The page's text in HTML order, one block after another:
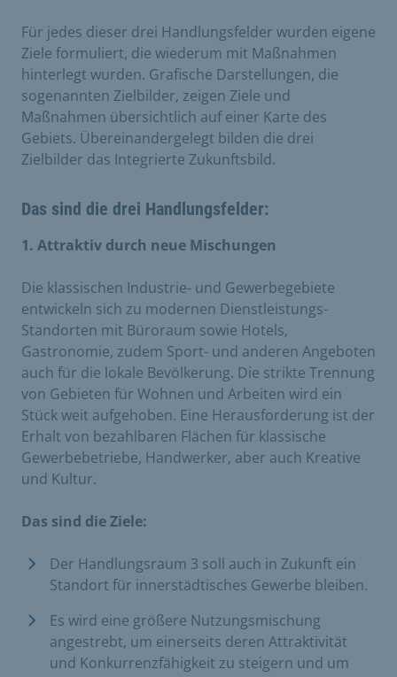
Für jedes dieser drei Handlungsfelder wurden eigene
Ziele formuliert, die wiederum mit Maßnahmen
hinterlegt wurden. Grafische Darstellungen, die
sogenannten Zielbilder, zeigen Ziele und
Maßnahmen übersichtlich auf einer Karte des
Gebiets. Übereinandergelegt bilden die drei
Zielbilder das Integrierte Zukunftsbild.
Das sind die drei Handlungsfelder:
1. Attraktiv durch neue Mischungen
Die klassischen Industrie- und Gewerbegebiete
entwickeln sich zu modernen Dienstleistungs-
Standorten mit Büroraum sowie Hotels,
Gastronomie, zudem Sport- und anderen Angeboten
auch für die lokale Bevölkerung. Die strikte Trennung
von Gebieten für Wohnen und Arbeiten wird ein
Stück weit aufgehoben. Eine Herausforderung ist der
Erhalt von bezahlbaren Flächen für klassische
Gewerbebetriebe, Handwerker, aber auch Kreative
und Kultur.
Das sind die Ziele:
Der Handlungsraum 3 soll auch in Zukunft ein
Standort für innerstädtisches Gewerbe bleiben.
Es wird eine größere Nutzungsmischung
angestrebt, um einerseits deren Attraktivität
und Konkurrenzfähigkeit zu steigern und um